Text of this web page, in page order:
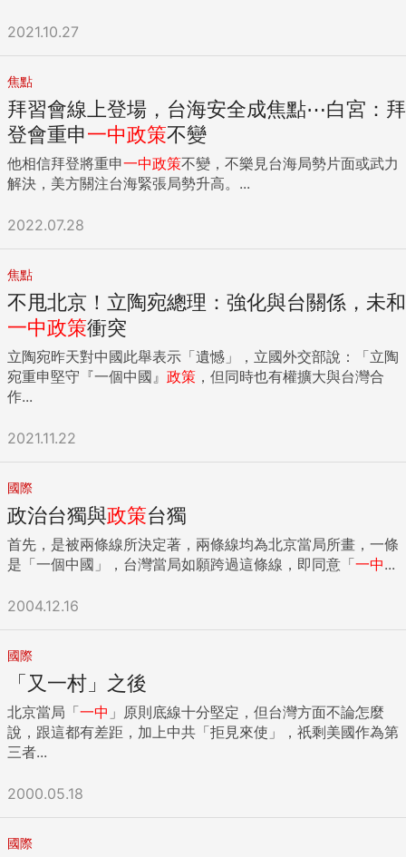
2021.10.27
焦點
拜習會線上登場，台海安全成焦點⋯白宮：拜
登會重申一中政策不變
他相信拜登將重申一中政策不變，不樂見台海局勢片面或武力
解決，美方關注台海緊張局勢升高。...
2022.07.28
焦點
不甩北京！立陶宛總理：強化與台關係，未和
一中政策衝突
立陶宛昨天對中國此舉表示「遺憾」，立國外交部說：「立陶
宛重申堅守『一個中國』 政策 ，但同時也有權擴大與台灣合
作...
2021.11.22
國際
政治台獨與政策台獨
首先，是被兩條線所決定著，兩條線均為北京當局所畫，一條
是「一個中國」，台灣當局如願跨過這條線，即同意「一中...
2004.12.16
國際
「又一村」之後
北京當局「一中 」原則底線十分堅定，但台灣方面不論怎麼
說，跟這都有差距，加上中共「拒見來使」，祇剩美國作為第
三者...
2000.05.18
國際